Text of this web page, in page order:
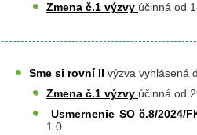
Zmena č.1 výzvy účinná od
Sme si rovní II výzva vyhlásená
Zmena č.1 výzvy účinná od
Usmernenie SO č.8/2024/
1.0